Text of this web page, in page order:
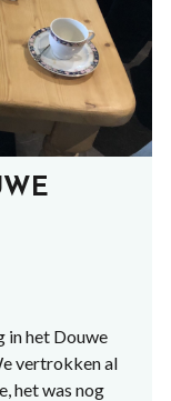
in het Douwe
vertrokken al
het was nog